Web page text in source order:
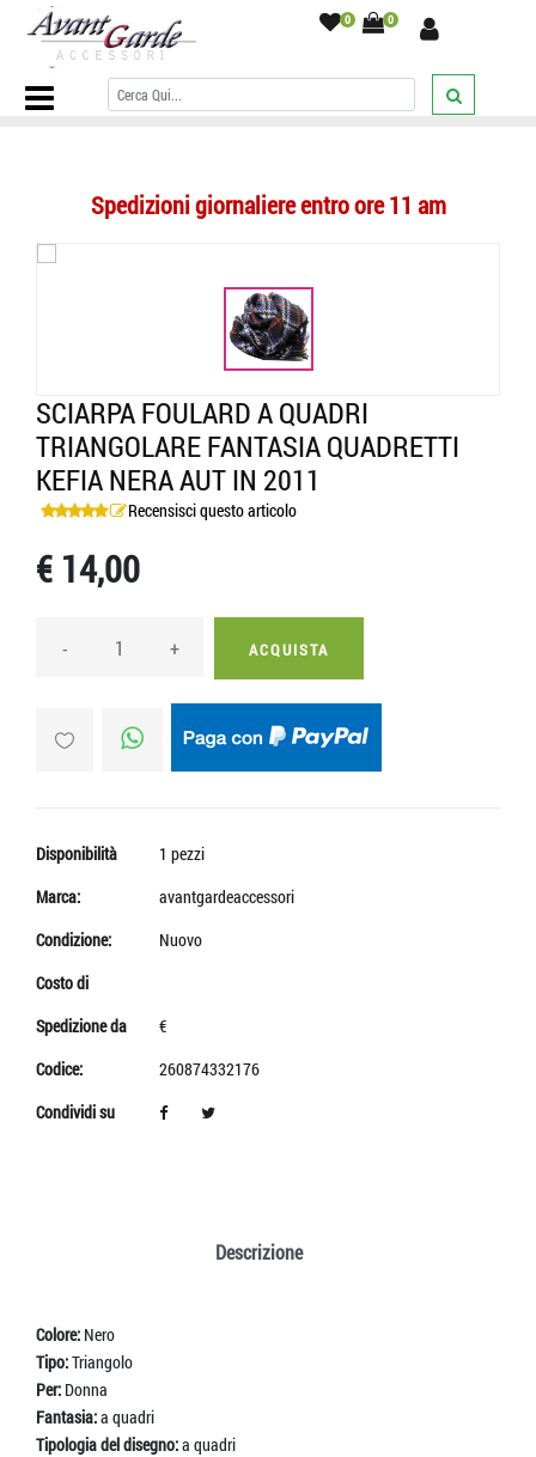
0 0
Home Page/SCIARPE/Triangoli/Sciarpa foulard a quadri
triangolare fantasia quadretti kefia nera aut in 2011
Spedizioni giornaliere entro ore 11 am
SCIARPA FOULARD A QUADRI
TRIANGOLARE FANTASIA QUADRETTI
KEFIA NERA AUT IN 2011
Recensisci questo articolo
€ 14,00
- + ACQUISTA
Disponibilità
1 pezzi
Marca:
avantgardeaccessori
Condizione:
Nuovo
Costo di
Spedizione da
€
Codice:
260874332176
Condividi su
Descrizione
Colore: Nero
Tipo:Triangolo
Per: Donna
Fantasia:a quadri
Tipologia del disegno:a quadri